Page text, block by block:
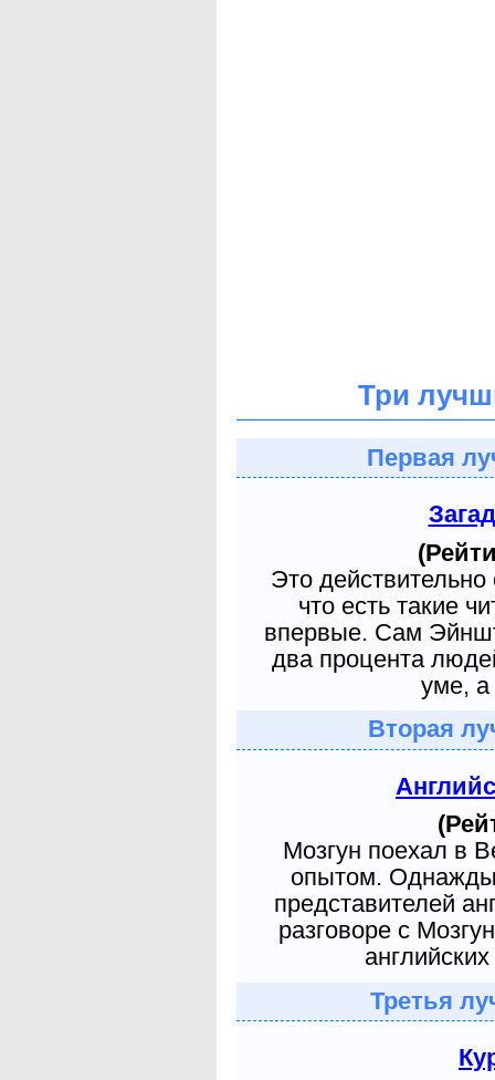
Три
Первая
Это
что есть такие
впервые. Сам
два процента
уме, а
Вторая
Мозгун поехал в
опытом. Однажды
представителей
разговоре с
Третья